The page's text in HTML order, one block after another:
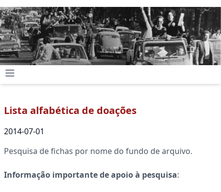
Lista alfabética de doações
2014-07-01
Pesquisa de fichas por nome do fundo de arquivo.
Informação importante de apoio à pesquisa: